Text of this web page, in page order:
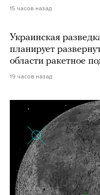
15 часов назад
Украинская
планирует
области ракетное
19 часов назад